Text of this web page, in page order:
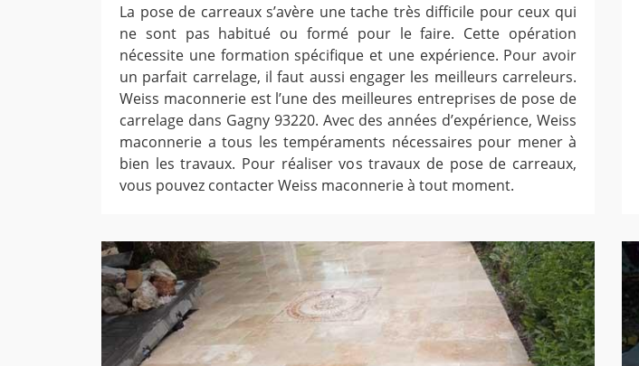
La pose de carreaux s’avère une tache très difficile pour ceux qui
ne sont pas habitué ou formé pour le faire. Cette opération
nécessite une formation spécifique et une expérience. Pour avoir
un parfait carrelage, il faut aussi engager les meilleurs carreleurs.
Weiss maconnerie est l’une des meilleures entreprises de pose de
carrelage dans Gagny 93220. Avec des années d’expérience, Weiss
maconnerie a tous les tempéraments nécessaires pour mener à
bien les travaux. Pour réaliser vos travaux de pose de carreaux,
vous pouvez contacter Weiss maconnerie à tout moment.